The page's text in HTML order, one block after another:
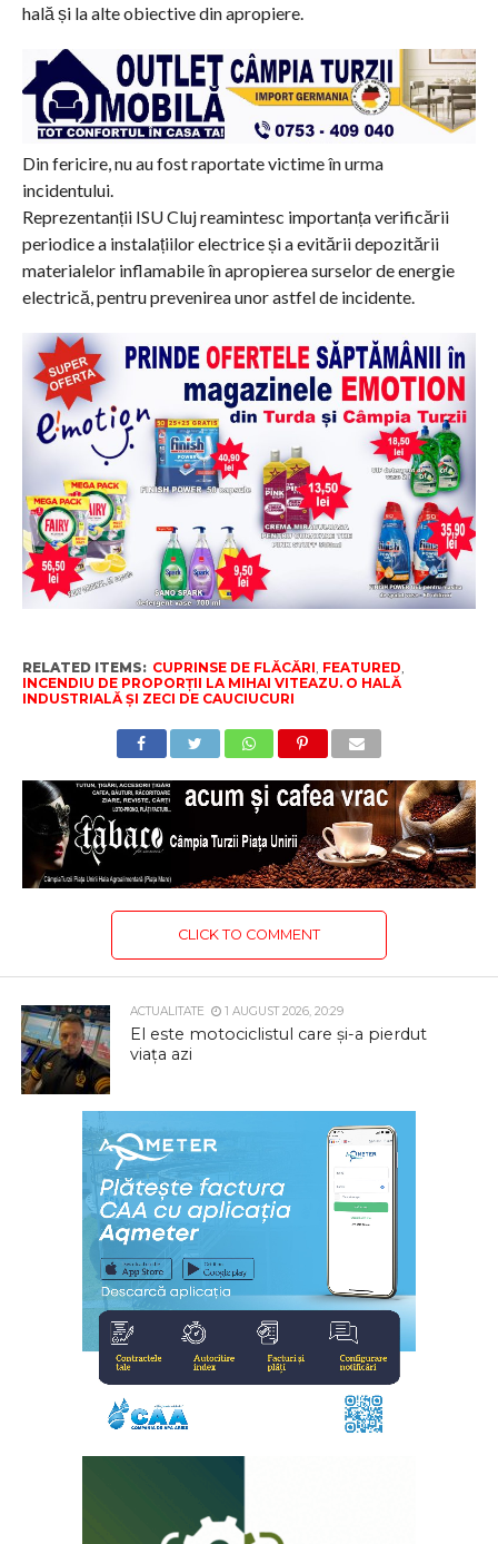
hală și la alte obiective din apropiere.
Din fericire, nu au fost raportate victime în urma
incidentului.
Reprezentanții ISU Cluj reamintesc importanța verificării
periodice a instalațiilor electrice și a evitării depozitării
materialelor inflamabile în apropierea surselor de energie
electrică, pentru prevenirea unor astfel de incidente.
RELATED ITEMS: CUPRINSE DE FLĂCĂRI FEATURED
INCENDIU DE PROPORȚII LA MIHAI VITEAZU. O HALĂ
INDUSTRIALĂ ȘI ZECI DE CAUCIUCURI
CLICK TO COMMENT
ACTUALITATE 1 AUGUST 2026, 20:29
El este motociclistul care și-a pierdut
viața azi